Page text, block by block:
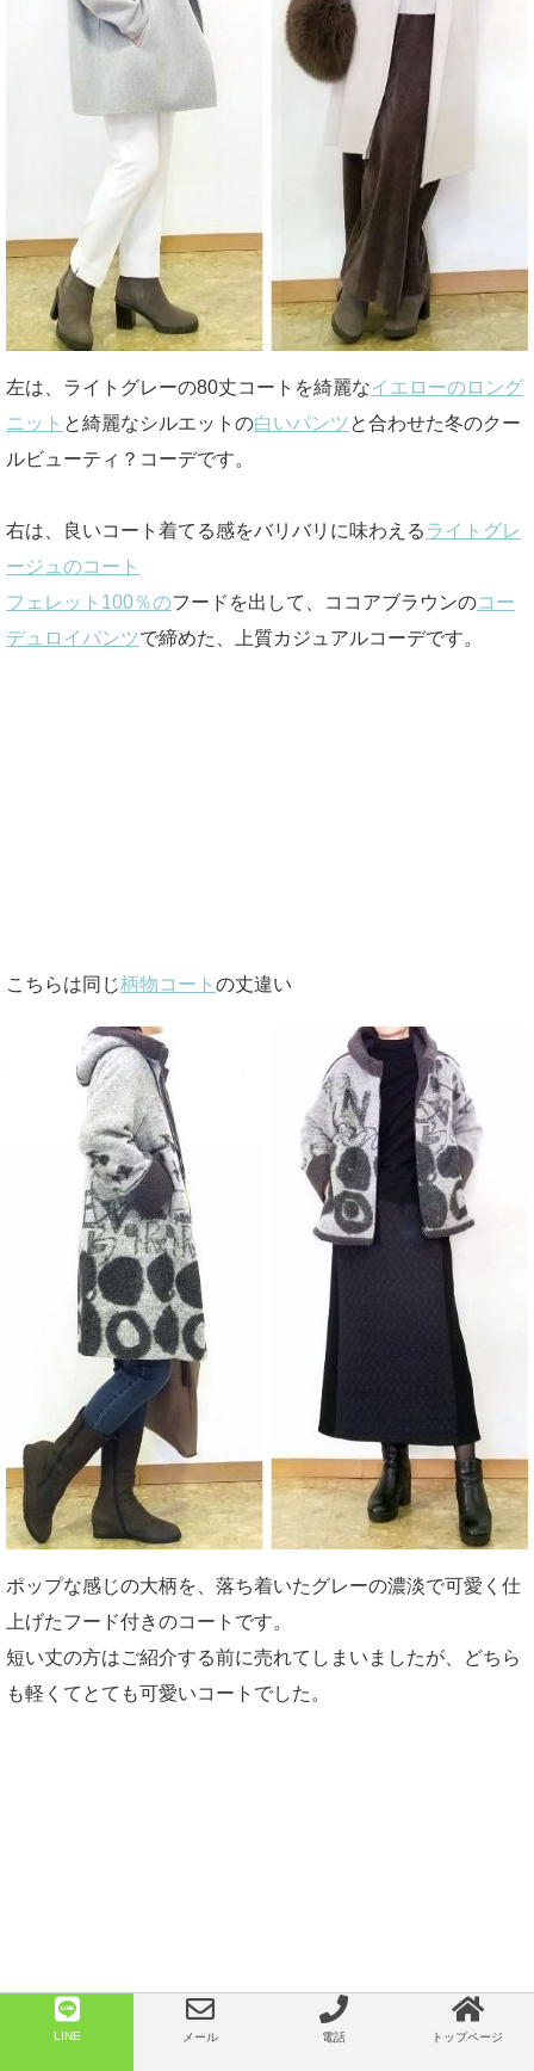
左は、ライトグレーの80丈コートを綺麗なイエローのロング
ニット と綺麗なシルエットの白いパンツ と合わせた冬のクー
ルビューティ？コーデです。
右は、良いコート着てる感をバリバリに味わえる ライトグレ
ージュのコート
フェレット100％のフードを出して、ココアブラウンのコー
デュロイパンツで締めた、上質カジュアルコーデです。
こちらは同じ柄物コート の丈違い
ポップな感じの大柄を、落ち着いたグレーの濃淡で可愛く仕
上げたフード付きのコートです。
短い丈の方はご紹介する前に売れてしまいましたが、どちら
も軽くてとても可愛いコートでした。
続いてこちらの2スタイル
LINE メール 電話 トップページ